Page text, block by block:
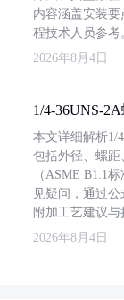
内容涵盖安装
程技术人员参考
2026年8月4日
1/4-36UNS-
本文详细解析1/
包括外径、螺
（ASME B1.1
见疑问，通过
附加工艺建议与
2026年8月4日